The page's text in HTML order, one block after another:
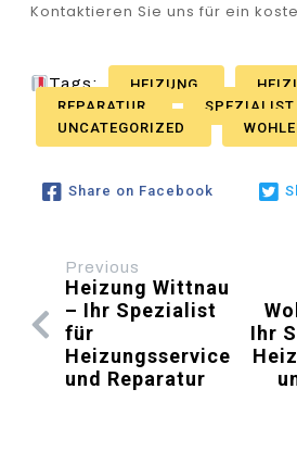
Kontaktieren Sie uns für ein
Tags: HEIZUNG
REPARATUR
SPEZIALIST
UNCATEGORIZED
Share on Facebook
Previous
Heizung Wittnau
– Ihr Spezialist
für
Heizungsservice
und Reparatur
Ihr